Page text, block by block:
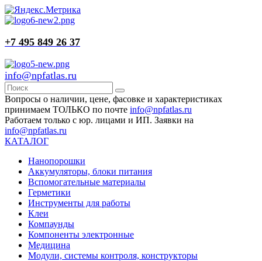
+7 495 849 26 37
info@npfatlas.ru
Вопросы о наличии, цене, фасовке и характеристиках
принимаем ТОЛЬКО по почте info@npfatlas.ru
Работаем только с юр. лицами и ИП. Заявки на
info@npfatlas.ru
КАТАЛОГ
Нанопорошки
Аккумуляторы, блоки питания
Вспомогательные материалы
Герметики
Инструменты для работы
Клеи
Компаунды
Компоненты электронные
Медицина
Модули, системы контроля, конструкторы